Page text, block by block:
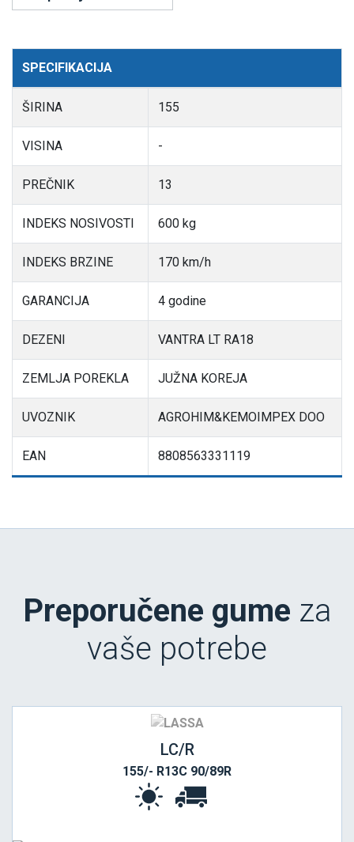
SPECIFIKACIJA
ŠIRINA 155
VISINA -
PREČNIK 13
INDEKS NOSIVOSTI 600 kg
INDEKS BRZINE 170 km/h
GARANCIJA 4 godine
DEZENI VANTRA LT RA18
ZEMLJA POREKLA JUŽNA KOREJA
UVOZNIK AGROHIM&KEMOIMPEX DOO
EAN 8808563331119
Preporučene gume za
vaše potrebe
LC/R
155/- R13C 90/89R